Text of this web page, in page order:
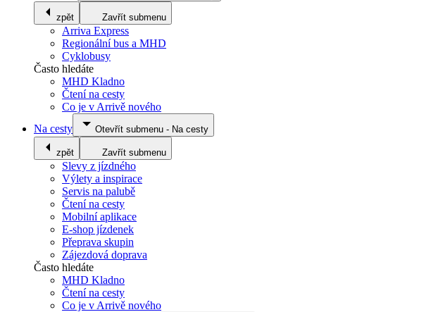
zpět Zavřít submenu
Arriva Express
Regionální bus a MHD
Cyklobusy
Často hledáte
MHD Kladno
Čtení na cesty
Co je v Arrivě nového
Na cesty
Otevřít submenu - Na cesty
zpět Zavřít submenu
Slevy z jízdného
Výlety a inspirace
Servis na palubě
Čtení na cesty
Mobilní aplikace
E-shop jízdenek
Přeprava skupin
Zájezdová doprava
Často hledáte
MHD Kladno
Čtení na cesty
Co je v Arrivě nového